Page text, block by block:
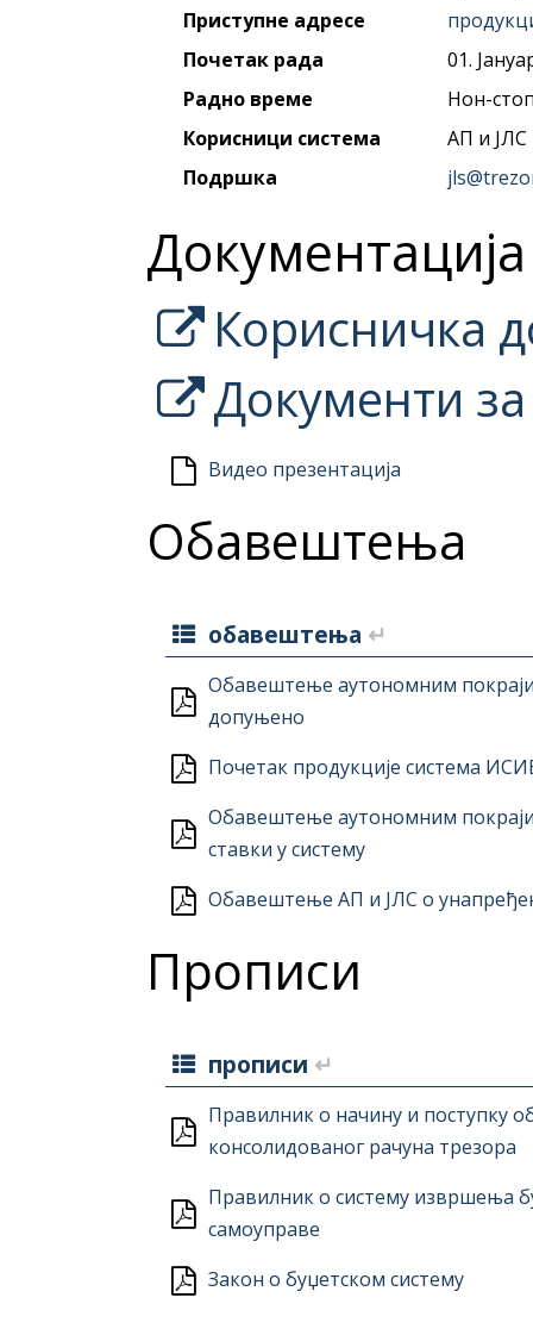
Приступне адресе
Почетак рада
01.
Радно време
Нон-
Корисници система
АП и ЈЛС
Подршка
Документација
Корисничка
Документи за
Видео презентација
Обавештења
обавештења ↵
Обавештење аутономним
допуњено
Почетак продукције система
Обавештење аутономним
ставки у систему
Обавештење АП и ЈЛС о
Прописи
прописи ↵
Правилник о начину и поступку
консолидованог рачуна трезора
Правилник о систему извршења
самоуправе
Закон о буџетском систему